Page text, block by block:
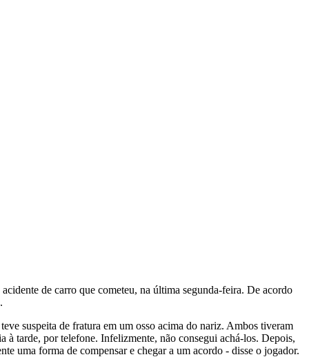
de carro que cometeu, na última segunda-feira. De acordo
suspeita de fratura em um osso acima do nariz. Ambos tiveram
à tarde, por telefone. Infelizmente, não consegui achá-los. Depois,
uma forma de compensar e chegar a um acordo - disse o jogador.